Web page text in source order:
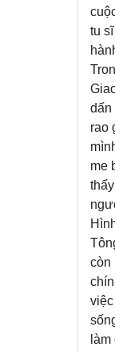
tu
dấn
rao
me
còn